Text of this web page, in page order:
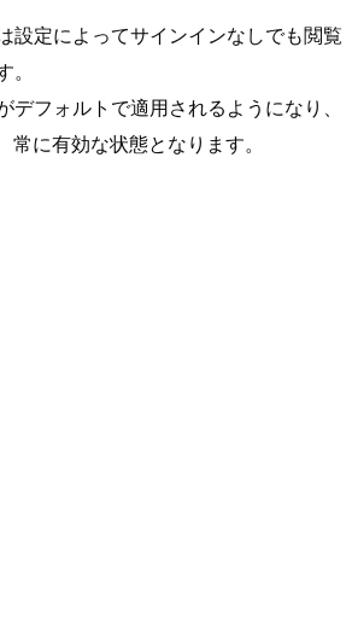
設定によってサインインなしでも閲覧
フォルトで適用されるようになり、
に有効な状態となります。